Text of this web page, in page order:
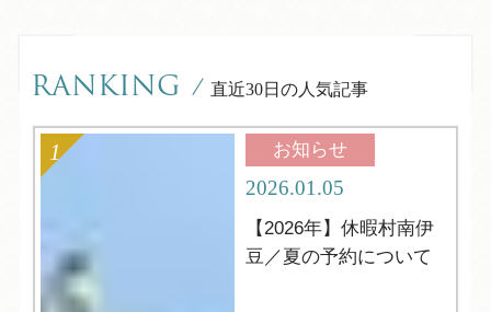
RANKING / 直近30日の人気記事
お知らせ
2026.01.05
【2026年】休暇村南伊
豆／夏の予約について